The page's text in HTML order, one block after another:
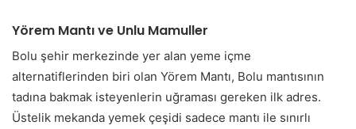
Yörem Mantı ve Unlu Mamuller
Bolu şehir merkezinde yer alan yeme içme
alternatiflerinden biri olan Yörem Mantı, Bolu mantısının
tadına bakmak isteyenlerin uğraması gereken ilk adres.
Üstelik mekanda yemek çeşidi sadece mantı ile sınırlı